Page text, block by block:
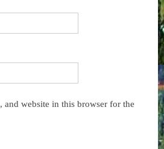
and website in this browser for the